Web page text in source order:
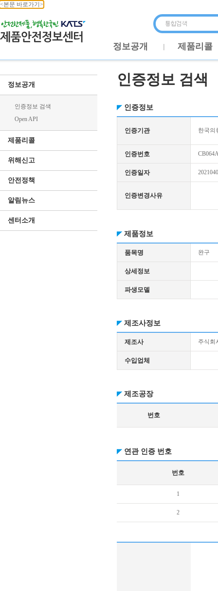
<본문 바로가기>
정보공개 제품리콜
정보공개
인증정보 검색
Open API
제품리콜
위해신고
안전정책
알림뉴스
센터소개
인증정보 검색
인증정보
인증기관 한국의
인증번호
인증일자
인증변경사유
제품정보
품목명 완구
상세정보
파생모델
제조사정보
제조사 주식회
수입업체
제조공장
번호
연관 인증 번호
번호
1
2